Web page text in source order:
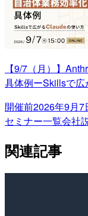
【9/7（月）】
具体例ーSkillsで
開催前2026年9月7
セミナー一覧会社
関連記事